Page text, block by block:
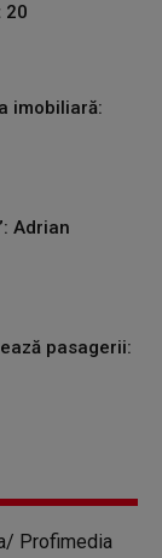
20
imobiliară:
Adrian
pasagerii: